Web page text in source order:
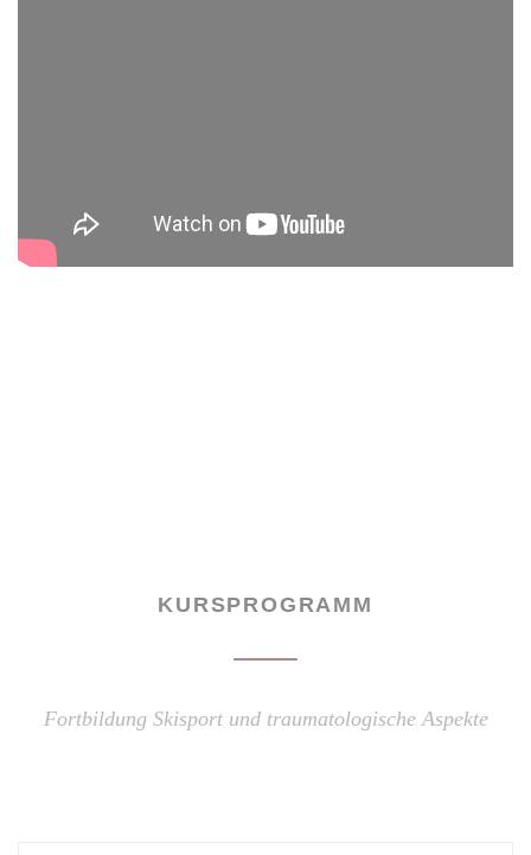
KURSPROGRAMM
Fortbildung Skisport und traumatologische Aspekte